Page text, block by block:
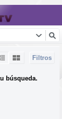
Filtros
búsqueda.